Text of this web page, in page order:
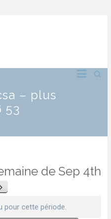
– plus
53
de Sep 4th
Suivant
pour cette période.